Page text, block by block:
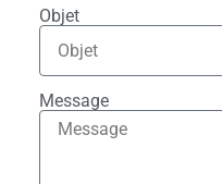
Objet
Message